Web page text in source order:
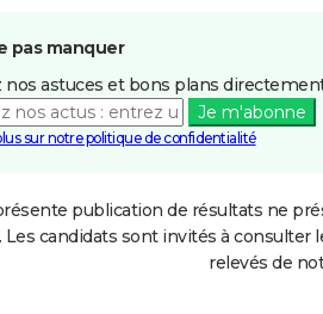
pas manquer
nos astuces et bons plans
Je m'abonne
sur notre politique de confidentialité
publication de résultats ne
Les candidats sont invités à consulter
relevés de